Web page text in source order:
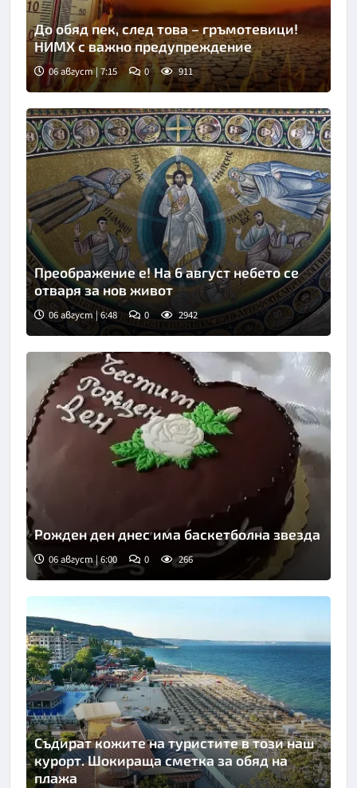
До обяд пек, след това – гръмотевици!
НИМХ с важно предупреждение
06 август | 7:15 0 911
Преображение е! На 6 август небето се
отваря за нов живот
06 август | 6:48 0 2942
Рожден ден днес има баскетболна звезда
06 август | 6:00 0 266
Съдират кожите на туристите в този наш
курорт. Шокираща сметка за обяд на
плажа